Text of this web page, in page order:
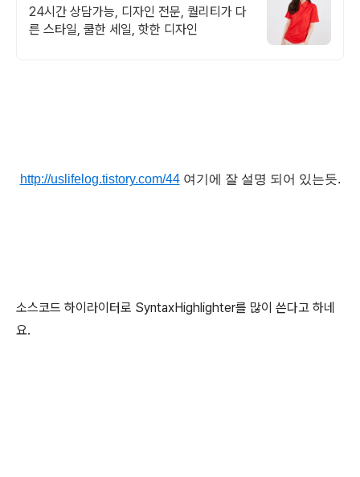
세련된 디자인!
24시간 상담가능, 디자인 전문, 퀄리티가 다
른 스타일, 쿨한 세일, 핫한 디자인
http://uslifelog.tistory.com/44여기에 잘 설명 되어 있는듯.
소스코드 하이라이터로 SyntaxHighlighter를 많이 쓴다고 하네
요.